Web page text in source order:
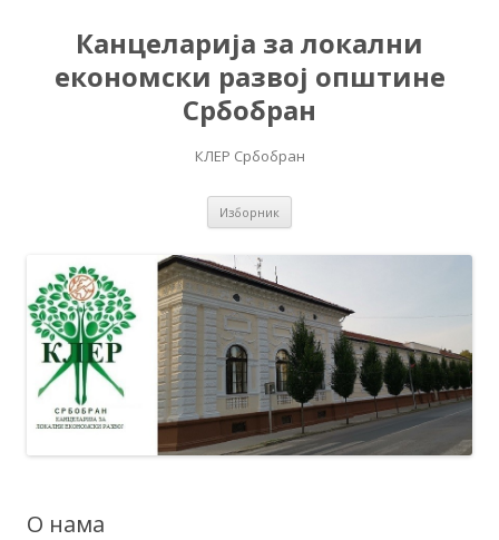
Канцеларија за локални
економски развој општине
Србобран
КЛЕР Србобран
Изборник
О нама